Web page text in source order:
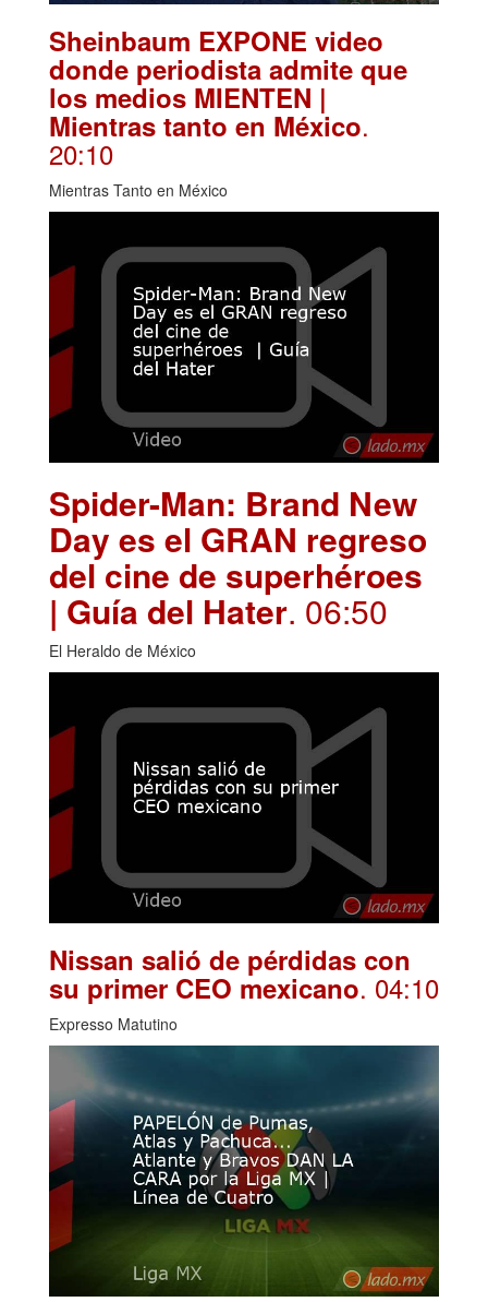
Sheinbaum EXPONE video
donde periodista admite que
los medios MIENTEN |
Mientras tanto en México.
20:10
Mientras Tanto en México
Spider-Man: Brand New
Day es el GRAN regreso
del cine de superhéroes
| Guía del Hater. 06:50
El Heraldo de México
Nissan salió de pérdidas con
su primer CEO mexicano. 04:10
Expresso Matutino